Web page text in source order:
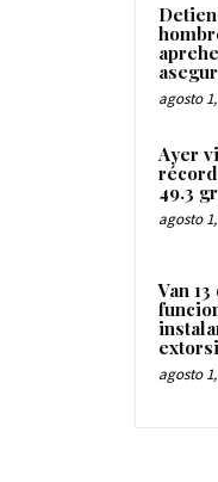
agosto
Ayer
49.3
agosto
Van
agosto